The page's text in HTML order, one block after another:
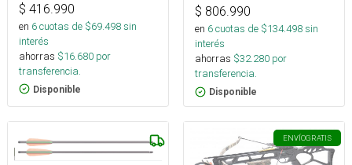
$ 416.990
en 6cuotas de $69.498sin
interés
ahorras $16.680 por
transferencia.
Disponible
$ 806.990
en 6cuotas de $134.498sin
interés
ahorras $32.280 por
transferencia.
Disponible
ENVÍOGRATIS